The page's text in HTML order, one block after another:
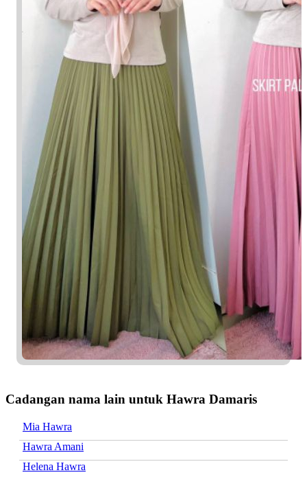
Cadangan nama lain untuk Hawra Damaris
Mia Hawra
Hawra Amani
Helena Hawra